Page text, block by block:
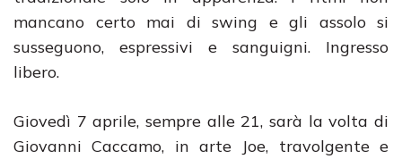
mancano certo mai di swing e gli assolo si
susseguono, espressivi e sanguigni. Ingresso
libero.
Giovedì 7 aprile, sempre alle 21, sarà la volta di
Giovanni Caccamo, in arte Joe, travolgente e